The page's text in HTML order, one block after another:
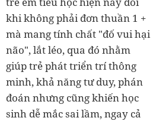
khi không phải đơn thuần 1 +
mà mang tính chất "đố vui hại
não", lắt léo, qua đó nhằm
giúp trẻ phát triển trí thông
minh, khả năng tư duy, phán
đoán nhưng cũng khiến học
sinh dễ mắc sai lầm, ngay cả